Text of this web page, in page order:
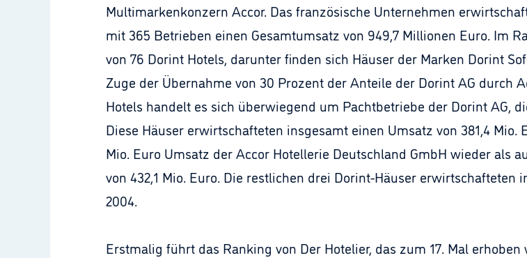
Multimarkenkonzern Accor. Das französische Unternehmen
mit 365 Betrieben einen Gesamtumsatz von 949,7 Millionen Euro. Im
von 76 Dorint Hotels, darunter finden sich Häuser der Marken Dorint
Zuge der Übernahme von 30 Prozent der Anteile der Dorint AG durch
Hotels handelt es sich überwiegend um Pachtbetriebe der Dorint AG,
Diese Häuser erwirtschafteten insgesamt einen Umsatz von 381,4
Mio. Euro Umsatz der Accor Hotellerie Deutschland GmbH wieder als
von 432,1 Mio. Euro. Die restlichen drei Dorint-Häuser erwirtschafteten
2004.
Erstmalig führt das Ranking von Der Hotelier, das zum 17. Mal